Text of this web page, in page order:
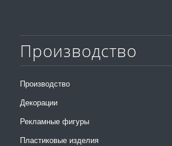
Производство
Производство
Декорации
Рекламные фигуры
Пластиковые изделия